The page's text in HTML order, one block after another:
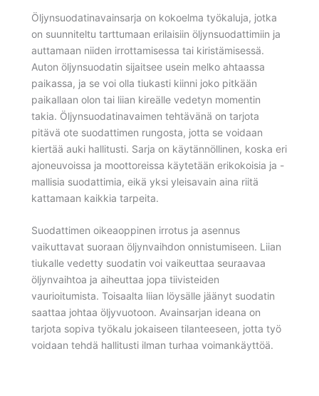
Öljynsuodatinavainsarja on kokoelma työkaluja, jotka
on suunniteltu tarttumaan erilaisiin öljynsuodattimiin ja
auttamaan niiden irrottamisessa tai kiristämisessä.
Auton öljynsuodatin sijaitsee usein melko ahtaassa
paikassa, ja se voi olla tiukasti kiinni joko pitkään
paikallaan olon tai liian kireälle vedetyn momentin
takia. Öljynsuodatinavaimen tehtävänä on tarjota
pitävä ote suodattimen rungosta, jotta se voidaan
kiertää auki hallitusti. Sarja on käytännöllinen, koska eri
ajoneuvoissa ja moottoreissa käytetään erikokoisia ja -
mallisia suodattimia, eikä yksi yleisavain aina riitä
kattamaan kaikkia tarpeita.
Suodattimen oikeaoppinen irrotus ja asennus
vaikuttavat suoraan öljynvaihdon onnistumiseen. Liian
tiukalle vedetty suodatin voi vaikeuttaa seuraavaa
öljynvaihtoa ja aiheuttaa jopa tiivisteiden
vaurioitumista. Toisaalta liian löysälle jäänyt suodatin
saattaa johtaa öljyvuotoon. Avainsarjan ideana on
tarjota sopiva työkalu jokaiseen tilanteeseen, jotta työ
voidaan tehdä hallitusti ilman turhaa voimankäyttöä.